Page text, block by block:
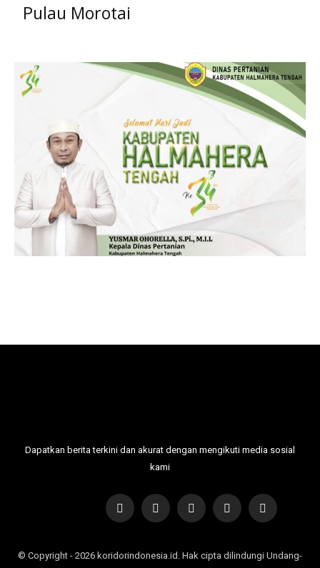
Pulau Morotai
Dapatkan berita terkini dan akurat dengan mengikuti media sosial
kami
© Copyright - 2026 koridorindonesia.id. Hak cipta dilindungi Undang-